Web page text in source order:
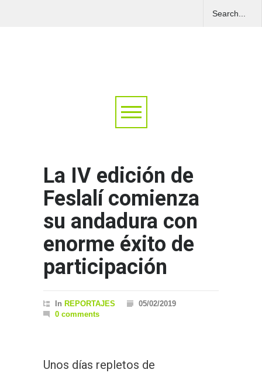
La IV edición de
Feslalí comienza
su andadura con
enorme éxito de
participación
In REPORTAJES
05/02/2019
0 comments
Unos días repletos de